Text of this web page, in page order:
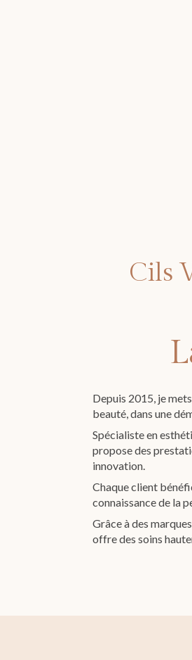
Cils
Depuis 2015, je
beauté, dans une
Spécialiste en
propose des
innovation.
Chaque client
connaissance de la
Grâce à des
offre des soins